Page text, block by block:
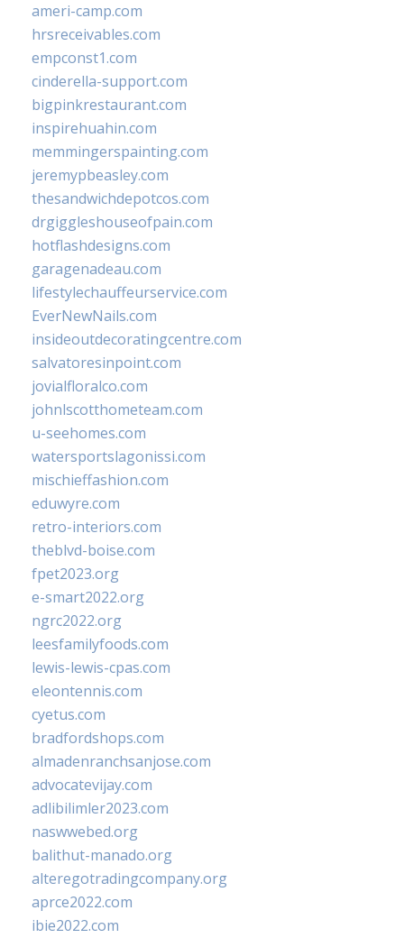
ameri-camp.com
hrsreceivables.com
empconst1.com
cinderella-support.com
bigpinkrestaurant.com
inspirehuahin.com
memmingerspainting.com
jeremypbeasley.com
thesandwichdepotcos.com
drgiggleshouseofpain.com
hotflashdesigns.com
garagenadeau.com
lifestylechauffeurservice.com
EverNewNails.com
insideoutdecoratingcentre.com
salvatoresinpoint.com
jovialfloralco.com
johnlscotthometeam.com
u-seehomes.com
watersportslagonissi.com
mischieffashion.com
eduwyre.com
retro-interiors.com
theblvd-boise.com
fpet2023.org
e-smart2022.org
ngrc2022.org
leesfamilyfoods.com
lewis-lewis-cpas.com
eleontennis.com
cyetus.com
bradfordshops.com
almadenranchsanjose.com
advocatevijay.com
adlibilimler2023.com
naswwebed.org
balithut-manado.org
alteregotradingcompany.org
aprce2022.com
ibie2022.com